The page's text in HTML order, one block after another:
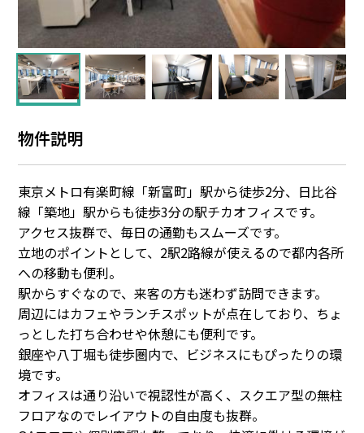
物件説明
東京メトロ有楽町線「新富町」駅から徒歩2分、日比谷
線「築地」駅からも徒歩3分の駅チカオフィスです。
アクセス抜群で、毎日の通勤もスムーズです。
立地のポイントとして、2駅2路線が使えるので都内各所
への移動も便利。
駅からすぐなので、来客の方も迷わず訪問できます。
周辺にはカフェやランチスポットが点在しており、ちょ
っとした打ち合わせや休憩にも便利です。
銀座や八丁堀も徒歩圏内で、ビジネスにもぴったりの環
境です。
オフィスは通り沿いで視認性が高く、スクエア型の無柱
フロアなのでレイアウトの自由度も抜群。